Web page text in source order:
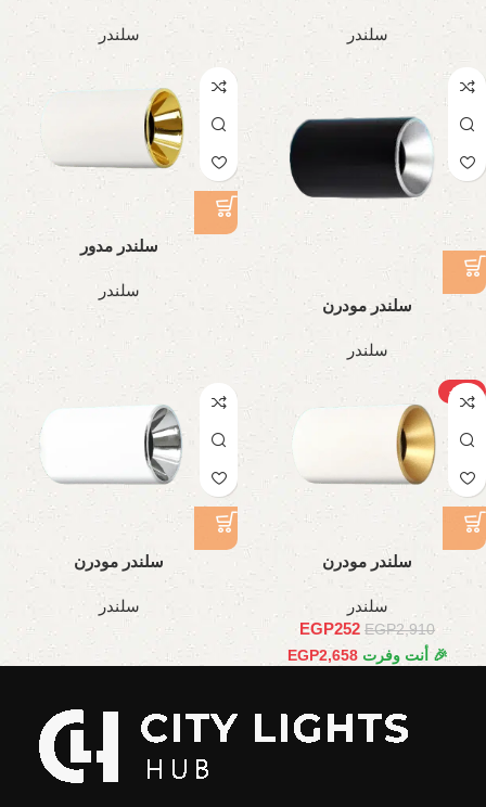
سلندر سلندر
سلندر مودرن
سلندر
سلندر مدور
سلندر
-91%
سلندر مودرن
سلندر
EGP2,910
EGP252
🎉 أنت وفرت EGP2,658
سلندر مودرن
سلندر